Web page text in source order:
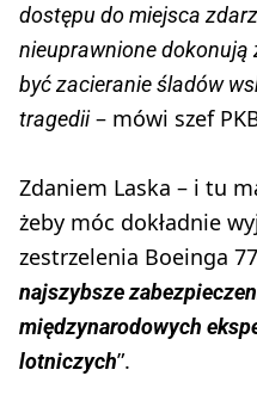
dostępu do miejsca
nieuprawnione dokonują
być zacieranie śladów
tragedii– mówi szef
Zdaniem Laska – i tu
żeby móc dokładnie
zestrzelenia Boeinga
najszybsze
międzynarodowych
lotniczych”.